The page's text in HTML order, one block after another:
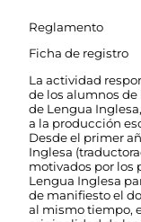
Reglamento
Ficha de registro
La actividad
de los alumnos de
de Lengua
a la producción
Desde el primer
Inglesa
motivados por los
Lengua Inglesa
de manifiesto el
al mismo tiempo,